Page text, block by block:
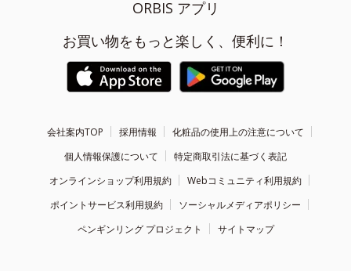
ORBIS アプリ
お買い物をもっと楽しく、便利に！
会社案内TOP 採用情報
化粧品の使用上の注意について
個人情報保護について
特定商取引法に基づく表記
オンラインショップ利用規約
Webコミュニティ利用規約
ポイントサービス利用規約
ソーシャルメディアポリシー
ペンギンリング プロジェクト
サイトマップ